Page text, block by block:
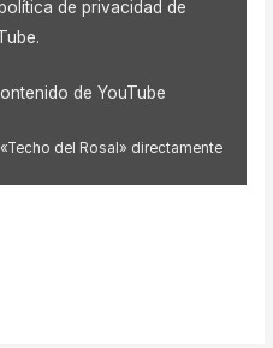
de privacidad de
.
de YouTube
del Rosal» directamente